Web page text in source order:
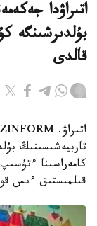
اتىراۋدا
بۇلدىرشىنگە
قالدى
تاربيەشىسىنىڭ
كامەراسىنا
قىلمىستىق ءىس